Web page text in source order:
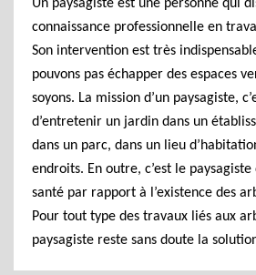
Un paysagiste est une personne qui
connaissance professionnelle en
Son intervention est très
pouvons pas échapper des espaces
soyons. La mission d’un paysagiste,
d’entretenir un jardin dans un
dans un parc, dans un lieu
endroits. En outre, c’est le
santé par rapport à l’existence des
Pour tout type des travaux liés aux
paysagiste reste sans doute la